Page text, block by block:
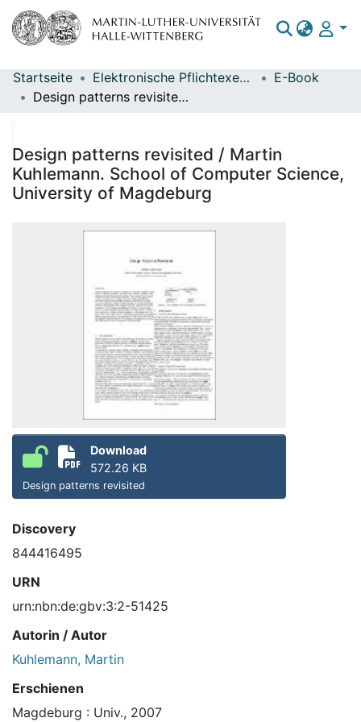
Bereiche & Sammlungen
Statistiken
Startseite Elektronische Pflichtexemplare
E-Book
Design patterns revisited / Martin Kuhlemann. School of Computer Science, University of Magdeburg
Design patterns revisited / Martin
Kuhlemann. School of Computer Science,
University of Magdeburg
Download
572.26 KB
Design patterns revisited
Discovery
844416495
URN
urn:nbn:de:gbv:3:2-51425
Autorin / Autor
Kuhlemann, Martin
Erschienen
Magdeburg : Univ., 2007